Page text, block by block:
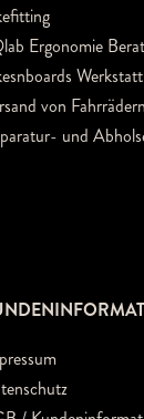
Ergonomie
Werkstatt
von Fahrrädern
und